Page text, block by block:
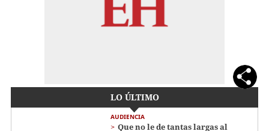
LO ÚLTIMO
AUDIENCIA
Que no le de tantas largas al